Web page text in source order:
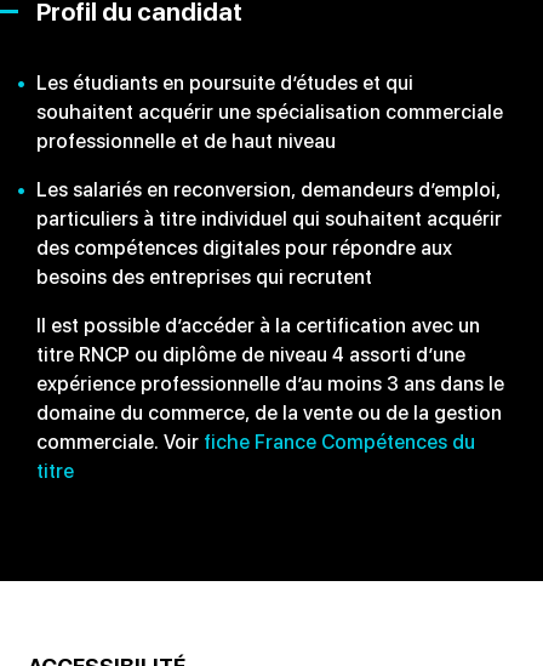
Profil du candidat
Les étudiants en poursuite d’études et qui
souhaitent acquérir une spécialisation commerciale
professionnelle et de haut niveau
Les salariés en reconversion, demandeurs d’emploi,
particuliers à titre individuel qui souhaitent acquérir
des compétences digitales pour répondre aux
besoins des entreprises qui recrutent
Il est possible d’accéder à la certification avec un
titre RNCP ou diplôme de niveau 4 assorti d’une
expérience professionnelle d’au moins 3 ans dans le
domaine du commerce, de la vente ou de la gestion
commerciale. Voir fiche France Compétences du
titre